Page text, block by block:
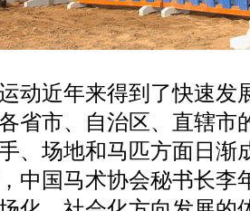
近年来得到了快速发
省市、自治区、直辖市
、场地和马匹方面日渐
中国马术协会秘书长李